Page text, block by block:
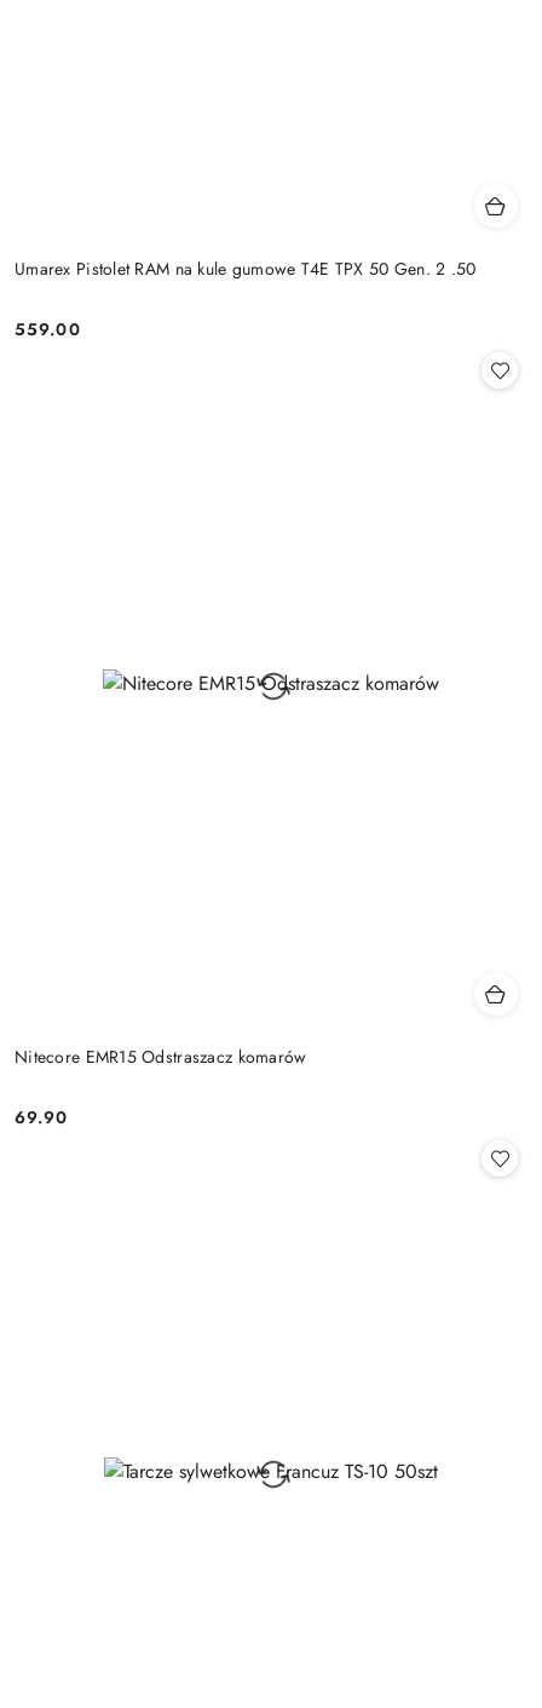
Umarex Pistolet RAM na kule gumowe T4E TPX 50 Gen. 2 .50
Cena:
559.00
Nitecore EMR15 Odstraszacz komarów
Cena:
69.90